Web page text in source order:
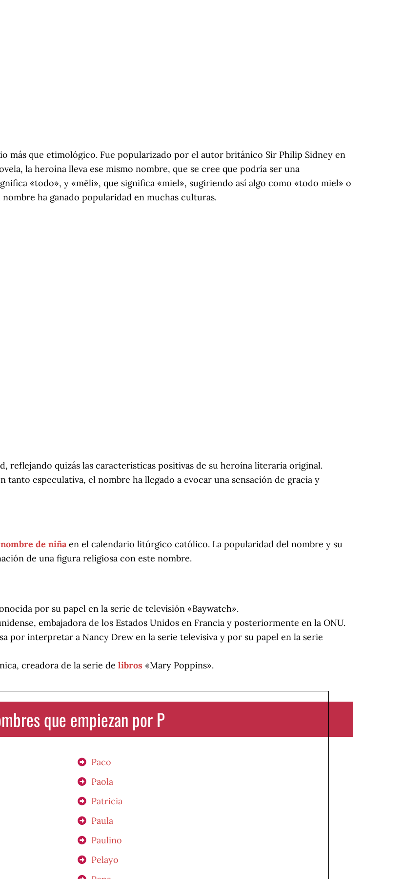
más que etimológico. Fue popularizado por el autor británico Sir Philip Sidney en
la heroína lleva ese mismo nombre, que se cree que podría ser una
«todo», y «mēli», que significa «miel», sugiriendo así algo como «todo miel» o
ha ganado popularidad en muchas culturas.
reflejando quizás las características positivas de su heroína literaria original.
tanto especulativa, el nombre ha llegado a evocar una sensación de gracia y
nombre de niñaen el calendario litúrgico católico. La popularidad del nombre y su
de una figura religiosa con este nombre.
por su papel en la serie de televisión «Baywatch».
embajadora de los Estados Unidos en Francia y posteriormente en la ONU.
por interpretar a Nancy Drew en la serie televisiva y por su papel en la serie
creadora de la serie de libros «Mary Poppins».
que empiezan por P
Paco
Paola
Patricia
Paula
Paulino
Pelayo